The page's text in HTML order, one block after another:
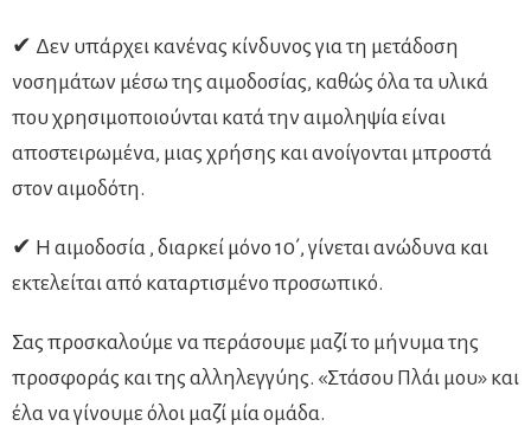
✔ Δεν υπάρχει κανένας κίνδυνος για τη μετάδοση
νοσημάτων μέσω της αιμοδοσίας, καθώς όλα τα υλικά
που χρησιμοποιούνται κατά την αιμοληψία είναι
αποστειρωμένα, μιας χρήσης και ανοίγονται μπροστά
στον αιμοδότη.
✔ Η αιμοδοσία , διαρκεί μόνο 10΄, γίνεται ανώδυνα και
εκτελείται από καταρτισμένο προσωπικό.
Σας προσκαλούμε να περάσουμε μαζί το μήνυμα της
προσφοράς και της αλληλεγγύης. «Στάσου Πλάι μου» και
έλα να γίνουμε όλοι μαζί μία ομάδα.